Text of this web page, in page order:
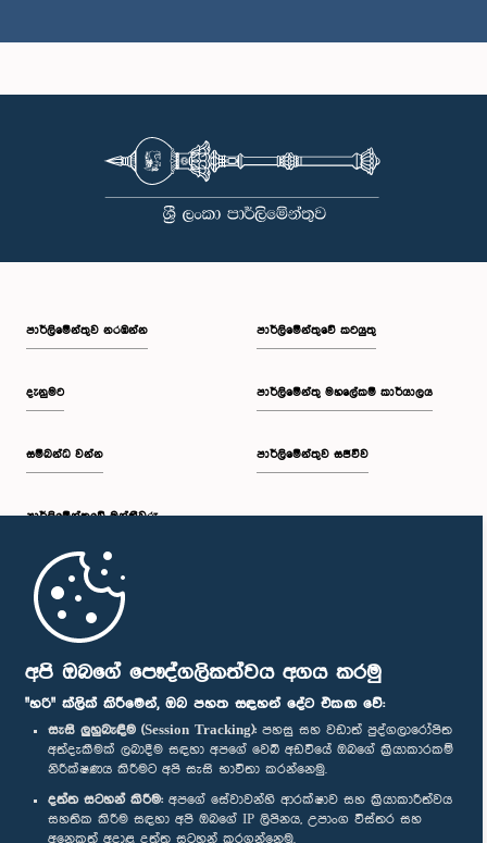
අපි ඔබගේ පෞද්ගලිකත්වය අගය කරමු
"හරි" ක්ලික් කිරීමෙන්, ඔබ පහත සඳහන් දේට එකඟ වේ:
සැසි ලුහුබැඳීම (Session Tracking): පහසු සහ වඩාත් පුද්ගලාරෝපිත
අත්දැකීමක් ලබාදීම සඳහා අපගේ වෙබ් අඩවියේ ඔබගේ ක්‍රියාකාරකම්
නිරීක්ෂණය කිරීමට අපි සැසි භාවිතා කරන්නෙමු.
දත්ත සටහන් කිරීම: අපගේ සේවාවන්හි ආරක්ෂාව සහ ක්‍රියාකාරීත්වය
සහතික කිරීම සඳහා අපි ඔබගේ IP ලිපිනය, උපාංග විස්තර සහ
අනෙකුත් අදාළ දත්ත සටහන් කරගන්නෙමු.
ගරු ක්‍රිෂ්නන් කලෙයිචෙල්වි මෙනවිය, පා.ම.
ගරු අජන්ත ගම්මැද්දෙගේ මහතා, පා.ම.
ගරු ටී.කේ. ජයසුන්දර මහතා, පා.ම.
සාමාජික
පාර්ලි‌මේන්තුව නරඹන්න
දැනුමට
සම්බන්ධ වන්න
පාර්ලි‌මේන්තුවේ මන්ත්‍රීවරු
මුල් පිටුව
පාර්ලිමේන්තුවේ කටයුතු
පාර්ලිමේන්තු මහලේකම් කාර්යාලය
පාර්ලිමේන්තුව සජීවීව
පාර්ලිමේන්තු ජංගම යෙදුම
අප හා සම්බන්ධ වී සිටින්න :